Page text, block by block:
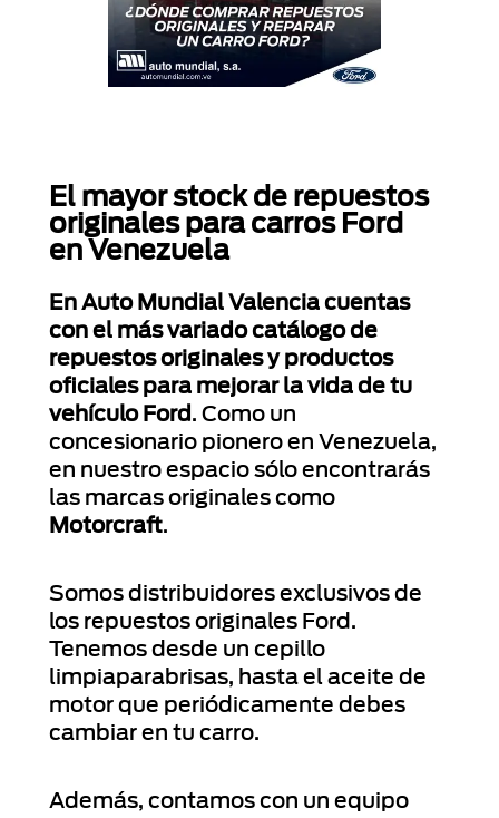
El mayor stock de repuestos
originales para carros Ford
en Venezuela
En Auto Mundial Valencia cuentas
con el más variado catálogo de
repuestos originales y productos
oficiales para mejorar la vida de tu
vehículo Ford. Como un
concesionario pionero en Venezuela,
en nuestro espacio sólo encontrarás
las marcas originales como
Motorcraft.
Somos distribuidores exclusivos de
los repuestos originales Ford.
Tenemos desde un cepillo
limpiaparabrisas, hasta el aceite de
motor que periódicamente debes
cambiar en tu carro.
Además, contamos con un equipo